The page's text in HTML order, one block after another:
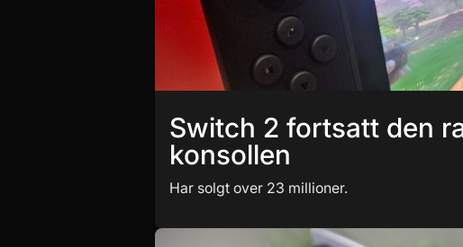
Switch 2 fortsatt den
konsollen
Har solgt over 23 millioner.